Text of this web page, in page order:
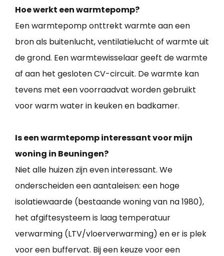
Hoe werkt een warmtepomp?
Een warmtepomp onttrekt warmte aan een
bron als buitenlucht, ventilatielucht of warmte uit
de grond. Een warmtewisselaar geeft de warmte
af aan het gesloten CV-circuit. De warmte kan
tevens met een voorraadvat worden gebruikt
voor warm water in keuken en badkamer.
Is een warmtepomp interessant voor mijn
woning in Beuningen?
Niet alle huizen zijn even interessant. We
onderscheiden een aantaleisen: een hoge
isolatiewaarde (bestaande woning van na 1980),
het afgiftesysteem is laag temperatuur
verwarming (LTV/vloerverwarming) en er is plek
voor een buffervat. Bij een keuze voor een